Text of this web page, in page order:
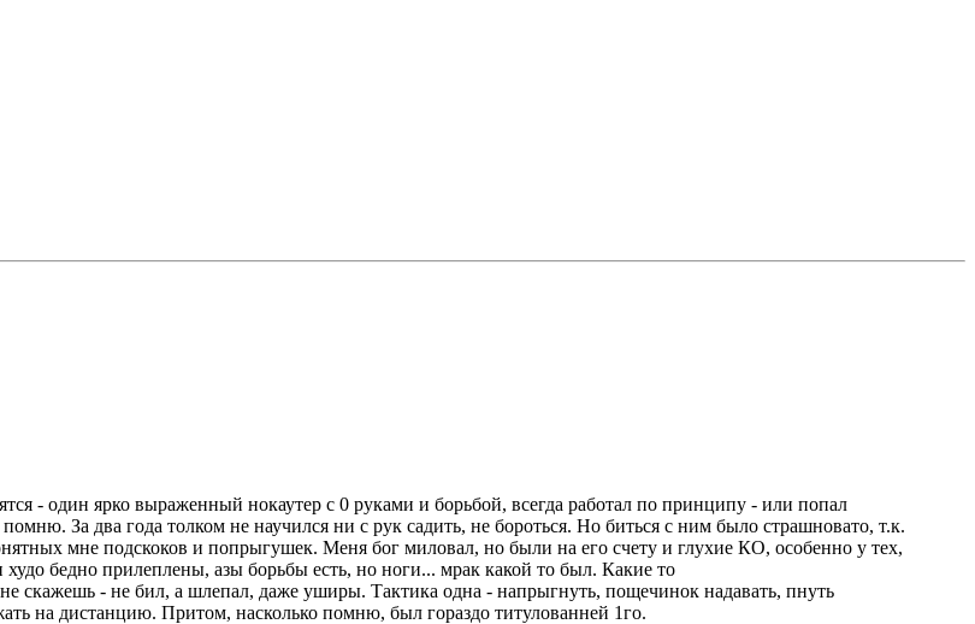
- один ярко выраженный нокаутер с 0 руками и борьбой, всегда работал по принципу - или попал
За два года толком не научился ни с рук садить, не бороться. Но биться с ним было страшновато, т.к.
мне подскоков и попрыгушек. Меня бог миловал, но были на его счету и глухие КО, особенно у тех,
бедно прилеплены, азы борьбы есть, но ноги... мрак какой то был. Какие то
- не бил, а шлепал, даже уширы. Тактика одна - напрыгнуть, пощечинок надавать, пнуть
на дистанцию. Притом, насколько помню, был гораздо титулованней 1го.